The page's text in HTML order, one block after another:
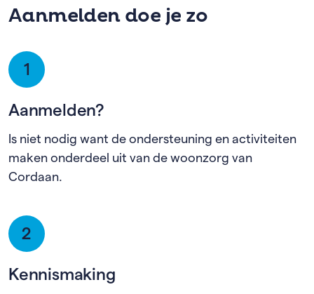
Aanmelden doe je zo
1
Aanmelden?
Is niet nodig want de ondersteuning en activiteiten
maken onderdeel uit van de woonzorg van
Cordaan.
2
Kennismaking